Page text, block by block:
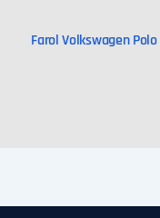
Farol Volkswagen